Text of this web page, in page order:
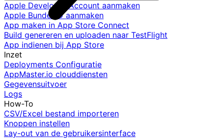
Apple Developer Account aanmaken
Apple Bundel ID aanmaken
App maken in App Store Connect
Build genereren en uploaden naar TestFlight
App indienen bij App Store
Inzet
Deployments Configuratie
AppMaster.io clouddiensten
Gegevensuitvoer
Logs
How-To
CSV/Excel bestand importeren
Knoppen instellen
Lay-out van de gebruikersinterface